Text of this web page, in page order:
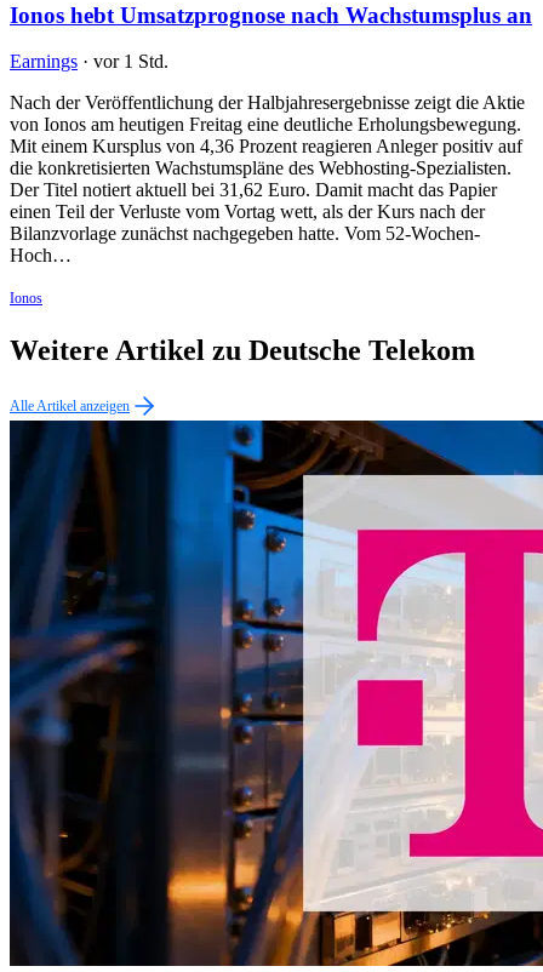
Ionos hebt Umsatzprognose nach Wachstumsplus an
Earnings · vor 1 Std.
Nach der Veröffentlichung der Halbjahresergebnisse zeigt die Aktie
von Ionos am heutigen Freitag eine deutliche Erholungsbewegung.
Mit einem Kursplus von 4,36 Prozent reagieren Anleger positiv auf
die konkretisierten Wachstumspläne des Webhosting-Spezialisten.
Der Titel notiert aktuell bei 31,62 Euro. Damit macht das Papier
einen Teil der Verluste vom Vortag wett, als der Kurs nach der
Bilanzvorlage zunächst nachgegeben hatte. Vom 52-Wochen-
Hoch…
Ionos
Weitere Artikel zu Deutsche Telekom
Alle Artikel anzeigen